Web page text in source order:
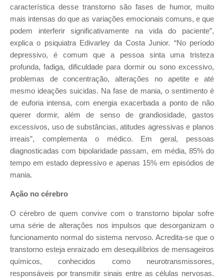
característica desse transtorno são fases de humor, muito
mais intensas do que as variações emocionais comuns, e que
podem interferir significativamente na vida do paciente”,
explica o psiquiatra Edivarley da Costa Junior. “No período
depressivo, é comum que a pessoa sinta uma tristeza
profunda, fadiga, dificuldade para dormir ou sono excessivo,
problemas de concentração, alterações no apetite e até
mesmo ideações suicidas. Na fase de mania, o sentimento é
de euforia intensa, com energia exacerbada a ponto de não
querer dormir, além de senso de grandiosidade, gastos
excessivos, uso de substâncias, atitudes agressivas e planos
irreais”, complementa o médico. Em geral, pessoas
diagnosticadas com bipolaridade passam, em média, 85% do
tempo em estado depressivo e apenas 15% em episódios de
mania.
Ação no cérebro
O cérebro de quem convive com o transtorno bipolar sofre
uma série de alterações nos impulsos que desorganizam o
funcionamento normal do sistema nervoso. Acredita-se que o
transtorno esteja enraizado em desequilíbrios de mensageiros
químicos, conhecidos como neurotransmissores,
responsáveis por transmitir sinais entre as células nervosas.